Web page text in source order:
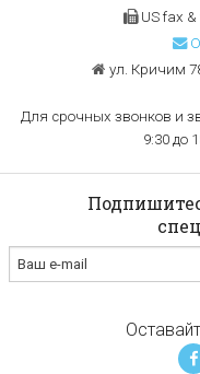
US fax
ул. Кричим
Для срочных звонков и
9:30 до